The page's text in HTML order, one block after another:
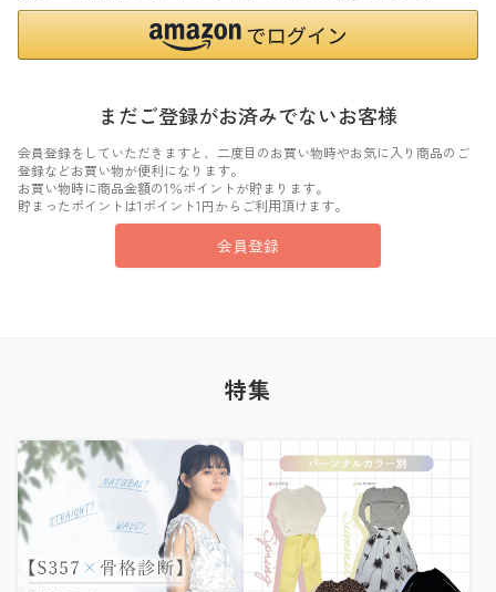
まだご登録がお済みでないお客様
会員登録をしていただきますと、二度目のお買い物時やお気に入り商品のご
登録などお買い物が便利になります。
お買い物時に商品金額の1％ポイントが貯まります。
貯まったポイントは1ポイント1円からご利用頂けます。
会員登録
特集